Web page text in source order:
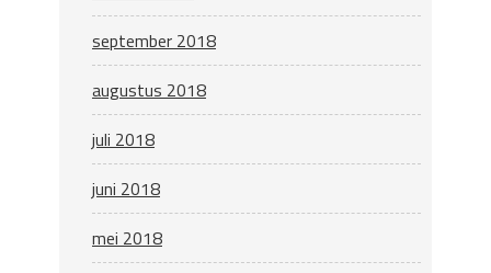
september 2018
augustus 2018
juli 2018
juni 2018
mei 2018